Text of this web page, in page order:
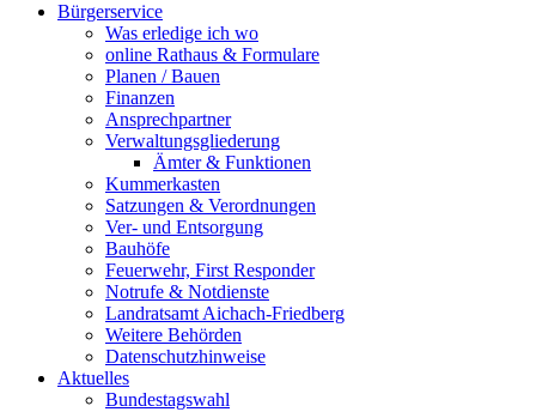
Bürgerservice
Was erledige ich wo
online Rathaus & Formulare
Planen / Bauen
Finanzen
Ansprechpartner
Verwaltungsgliederung
Ämter & Funktionen
Kummerkasten
Satzungen & Verordnungen
Ver- und Entsorgung
Bauhöfe
Feuerwehr, First Responder
Notrufe & Notdienste
Landratsamt Aichach-Friedberg
Weitere Behörden
Datenschutzhinweise
Aktuelles
Bundestagswahl